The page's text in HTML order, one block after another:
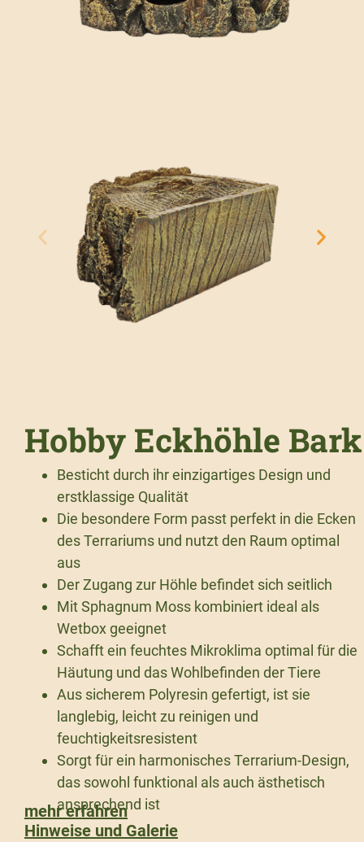
Hobby Eckhöhle Bark
Besticht durch ihr einzigartiges Design und
erstklassige Qualität
Die besondere Form passt perfekt in die Ecken
des Terrariums und nutzt den Raum optimal
aus
Der Zugang zur Höhle befindet sich seitlich
Mit Sphagnum Moss kombiniert ideal als
Wetbox geeignet
Schafft ein feuchtes Mikroklima optimal für die
Häutung und das Wohlbefinden der Tiere
Aus sicherem Polyresin gefertigt, ist sie
langlebig, leicht zu reinigen und
feuchtigkeitsresistent
Sorgt für ein harmonisches Terrarium-Design,
das sowohl funktional als auch ästhetisch
ansprechend ist
mehr erfahren
Hinweise und Galerie